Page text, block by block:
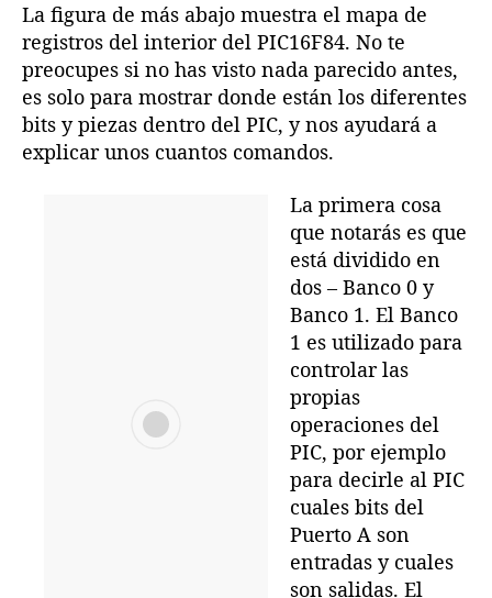
La figura de más abajo muestra el mapa de
registros del interior del PIC16F84. No te
preocupes si no has visto nada parecido antes,
es solo para mostrar donde están los diferentes
bits y piezas dentro del PIC, y nos ayudará a
explicar unos cuantos comandos.
La primera cosa
que notarás es que
está dividido en
dos – Banco 0 y
Banco 1. El Banco
1 es utilizado para
controlar las
propias
operaciones del
PIC, por ejemplo
para decirle al PIC
cuales bits del
Puerto A son
entradas y cuales
son salidas. El